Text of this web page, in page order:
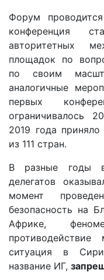
Форум
конференция
авторитетных
площадок по
по своим
аналогичные
первых
ограничивалось
2019 года
из 111 стран.
В разные годы
делегатов
момент
безопасность на
Африке,
противодействие
ситуация в
название ИГ,